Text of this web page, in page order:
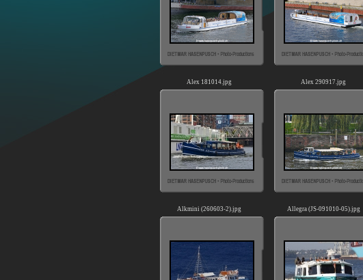
Alex 181014.jpg Alex 290917.jpg
Alkmini (260603-2).jpg Allegra (JS-091010-05).jpg